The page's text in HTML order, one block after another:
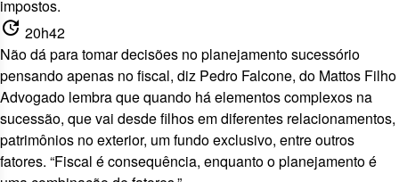
impostos.
update 20h42
Não dá para tomar decisões no planejamento sucessório
pensando apenas no fiscal, diz Pedro Falcone, do Mattos Filho
Advogado lembra que quando há elementos complexos na
sucessão, que vai desde filhos em diferentes relacionamentos,
patrimônios no exterior, um fundo exclusivo, entre outros
fatores. “Fiscal é consequência, enquanto o planejamento é